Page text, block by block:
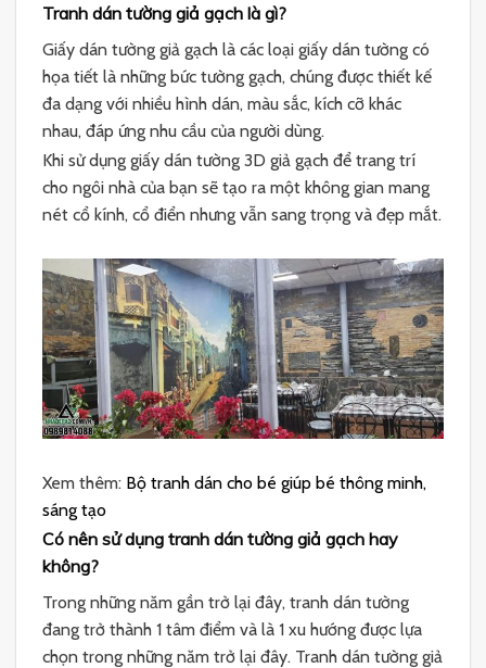
Tranh dán tường giả gạch là gì?
Giấy dán tường giả gạch là các loại giấy dán tường có
họa tiết là những bức tường gạch, chúng được thiết kế
đa dạng với nhiều hình dán, màu sắc, kích cỡ khác
nhau, đáp ứng nhu cầu của người dùng.
Khi sử dụng giấy dán tường 3D giả gạch để trang trí
cho ngôi nhà của bạn sẽ tạo ra một không gian mang
nét cổ kính, cổ điển nhưng vẫn sang trọng và đẹp mắt.
Xem thêm: Bộ tranh dán cho bé giúp bé thông minh,
sáng tạo
Có nên sử dụng tranh dán tường giả gạch hay
không?
Trong những năm gần trở lại đây, tranh dán tường
đang trở thành 1 tâm điểm và là 1 xu hướng được lựa
chọn trong những năm trở lại đây. Tranh dán tường giả